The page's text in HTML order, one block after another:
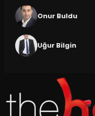
Onur Buldu
Uğur Bilgin